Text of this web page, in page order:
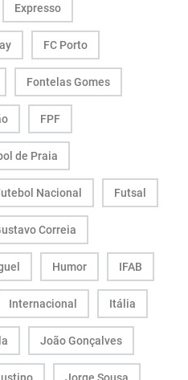
Expresso
FC Porto
Fontelas Gomes
FPF
de Praia
Nacional Futsal
Correia
Humor IFAB
Internacional Itália
João Gonçalves